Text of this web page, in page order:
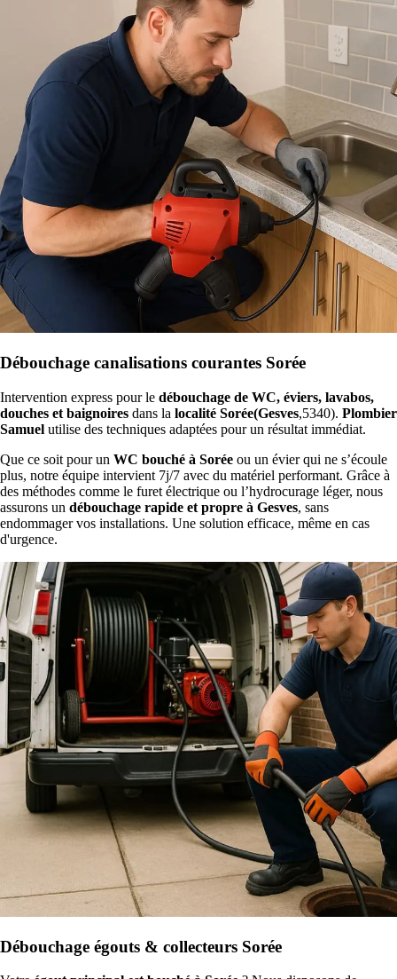
Débouchage canalisations courantes Sorée
Intervention express pour le débouchage de WC, éviers, lavabos,
douches et baignoires dans la localité Sorée(Gesves,5340). Plombier
Samuel utilise des techniques adaptées pour un résultat immédiat.
Que ce soit pour un WC bouché à Sorée ou un évier qui ne s’écoule
plus, notre équipe intervient 7j/7 avec du matériel performant. Grâce à
des méthodes comme le furet électrique ou l’hydrocurage léger, nous
assurons un débouchage rapide et propre à Gesves, sans
endommager vos installations. Une solution efficace, même en cas
d'urgence.
Débouchage égouts & collecteurs Sorée